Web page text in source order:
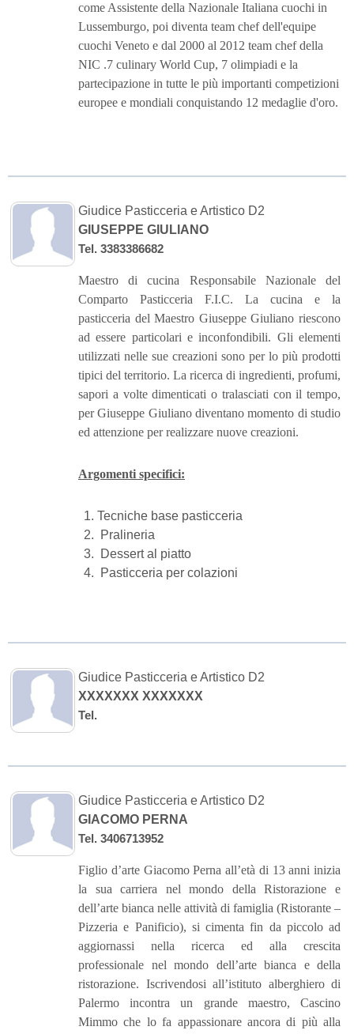
come Assistente della Nazionale Italiana cuochi in
Lussemburgo, poi diventa team chef dell'equipe
cuochi Veneto e dal 2000 al 2012 team chef della
NIC .7 culinary World Cup, 7 olimpiadi e la
partecipazione in tutte le più importanti competizioni
europee e mondiali conquistando 12 medaglie d'oro.
Giudice Pasticceria e Artistico D2
GIUSEPPE GIULIANO
Tel. 3383386682
Maestro di cucina Responsabile Nazionale del
Comparto Pasticceria F.I.C. La cucina e la
pasticceria del Maestro Giuseppe Giuliano riescono
ad essere particolari e inconfondibili. Gli elementi
utilizzati nelle sue creazioni sono per lo più prodotti
tipici del territorio. La ricerca di ingredienti, profumi,
sapori a volte dimenticati o tralasciati con il tempo,
per Giuseppe Giuliano diventano momento di studio
ed attenzione per realizzare nuove creazioni.
Argomenti specifici:
Tecniche base pasticceria
Pralineria
Dessert al piatto
Pasticceria per colazioni
Giudice Pasticceria e Artistico D2
XXXXXXX XXXXXXX
Tel.
Giudice Pasticceria e Artistico D2
GIACOMO PERNA
Tel. 3406713952
Figlio d’arte Giacomo Perna all’età di 13 anni inizia
la sua carriera nel mondo della Ristorazione e
dell’arte bianca nelle attività di famiglia (Ristorante –
Pizzeria e Panificio), si cimenta fin da piccolo ad
aggiornassi nella ricerca ed alla crescita
professionale nel mondo dell’arte bianca e della
ristorazione. Iscrivendosi all’istituto alberghiero di
Palermo incontra un grande maestro, Cascino
Mimmo che lo fa appassionare ancora di più alla